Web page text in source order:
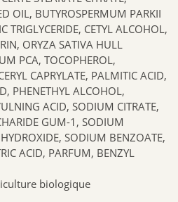
OIL, BUTYROSPERMUM PARKII
TRIGLYCERIDE, CETYL ALCOHOL,
ORYZA SATIVA HULL
PCA, TOCOPHEROL,
CAPRYLATE, PALMITIC ACID,
PHENETHYL ALCOHOL,
ACID, SODIUM CITRATE,
GUM-1, SODIUM
SODIUM BENZOATE,
ACID, PARFUM, BENZYL
biologique